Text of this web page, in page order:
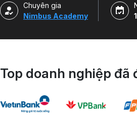
Chuyên gia
Nimbus Academy
Top doanh nghiệp đã